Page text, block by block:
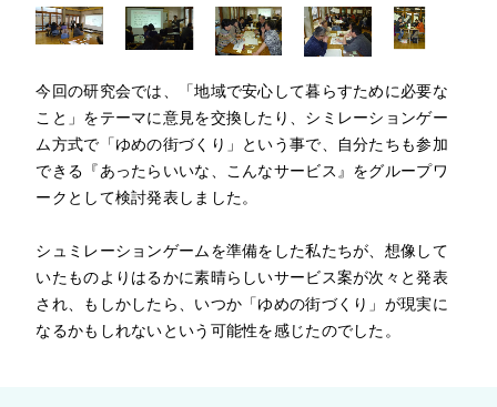
今回の研究会では、「地域で安心して暮らすために必要な
こと」をテーマに意見を交換したり、シミレーションゲー
ム方式で「ゆめの街づくり」という事で、自分たちも参加
できる『あったらいいな、こんなサービス』をグループワ
ークとして検討発表しました。
シュミレーションゲームを準備をした私たちが、想像して
いたものよりはるかに素晴らしいサービス案が次々と発表
され、もしかしたら、いつか「ゆめの街づくり」が現実に
なるかもしれないという可能性を感じたのでした。